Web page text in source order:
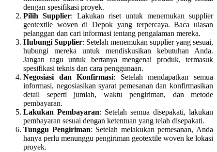
dengan spesifikasi proyek.
Pilih Supplier: Lakukan riset untuk menemukan supplier
geotextile woven di Depok yang terpercaya. Baca ulasan
pelanggan dan cari informasi tentang pengalaman mereka.
Hubungi Supplier: Setelah menemukan supplier yang sesuai,
hubungi mereka untuk mendiskusikan kebutuhan Anda.
Jangan ragu untuk bertanya mengenai produk, termasuk
spesifikasi teknis dan cara penggunaan.
Negosiasi dan Konfirmasi: Setelah mendapatkan semua
informasi, negosiasikan syarat pemesanan dan konfirmasikan
detail seperti jumlah, waktu pengiriman, dan metode
pembayaran.
Lakukan Pembayaran: Setelah semua disepakati, lakukan
pembayaran sesuai dengan ketentuan yang telah disepakati.
Tunggu Pengiriman: Setelah melakukan pemesanan, Anda
hanya perlu menunggu pengiriman geotextile woven ke lokasi
proyek.